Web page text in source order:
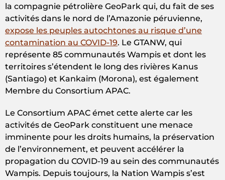
la compagnie pétrolière GeoPark qui, du fait de ses
activités dans le nord de l’Amazonie péruvienne,
expose les peuples autochtones au risque d’une
contamination au COVID-19. Le GTANW, qui
représente 85 communautés Wampis et dont les
territoires s’étendent le long des rivières Kanus
(Santiago) et Kankaim (Morona), est également
Membre du Consortium APAC.
Le Consortium APAC émet cette alerte car les
activités de GeoPark constituent une menace
imminente pour les droits humains, la préservation
de l’environnement, et peuvent accélérer la
propagation du COVID-19 au sein des communautés
Wampis. Depuis toujours, la Nation Wampis s’est